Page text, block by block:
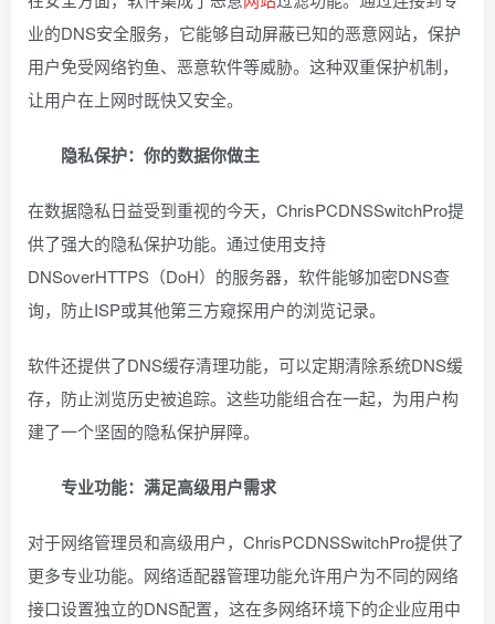
业的DNS安全服务，它能够自动屏蔽已知的恶意网站，保护
用户免受网络钓鱼、恶意软件等威胁。这种双重保护机制，
让用户在上网时既快又安全。
隐私保护：你的数据你做主
在数据隐私日益受到重视的今天，ChrisPCDNSSwitchPro提
供了强大的隐私保护功能。通过使用支持
DNSoverHTTPS（DoH）的服务器，软件能够加密DNS查
询，防止ISP或其他第三方窥探用户的浏览记录。
软件还提供了DNS缓存清理功能，可以定期清除系统DNS缓
存，防止浏览历史被追踪。这些功能组合在一起，为用户构
建了一个坚固的隐私保护屏障。
专业功能：满足高级用户需求
对于网络管理员和高级用户，ChrisPCDNSSwitchPro提供了
更多专业功能。网络适配器管理功能允许用户为不同的网络
接口设置独立的DNS配置，这在多网络环境下的企业应用中